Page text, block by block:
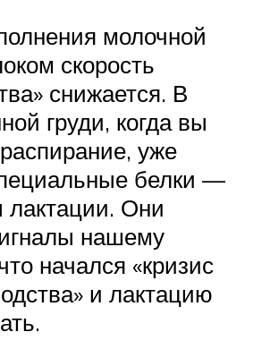
молочной
скорость
снижается. В
груди, когда вы
уже
белки —
лактации. Они
нашему
начался «кризис
и лактацию